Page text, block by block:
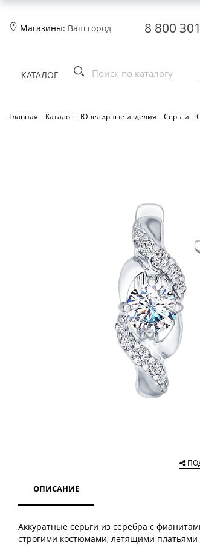
Магазины: Ваш город 8 800
КАТАЛОГ
Главная - Каталог - Ювелирные изделия - Серьги -
ОПИСАНИЕ
Аккуратные серьги из серебра с
строгими костюмами, летящими